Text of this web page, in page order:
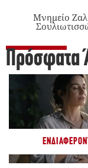
Μνημείο
Πρόσφατα